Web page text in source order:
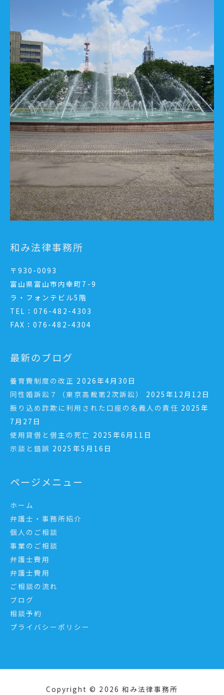
和み法律事務所
〒930-0093
富山県富山市内幸町7-9
ラ・フォンテビル5階
TEL：076-482-4303
FAX：076-482-4304
最新のブログ
養育費制度の改正 2026年4月30日
同性婚訴訟７（東京高裁第2次訴訟）
2025年12月12日
振り込め詐欺に利用された口座の名義人の責任 2025年
7月27日
使用貸借と借主の死亡 2025年6月11日
示談と錯誤 2025年5月16日
ページメニュー
ホーム
弁護士・事務所紹介
個人のご相談
事業のご相談
弁護士費用
弁護士費用
ご相談の流れ
ブログ
相談予約
プライバシーポリシー
Copyright © 2026 和み法律事務所